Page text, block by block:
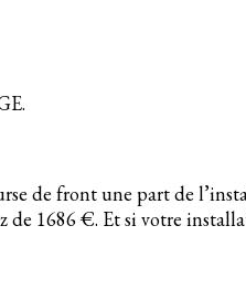
de front une part de
1686 €. Et si votre